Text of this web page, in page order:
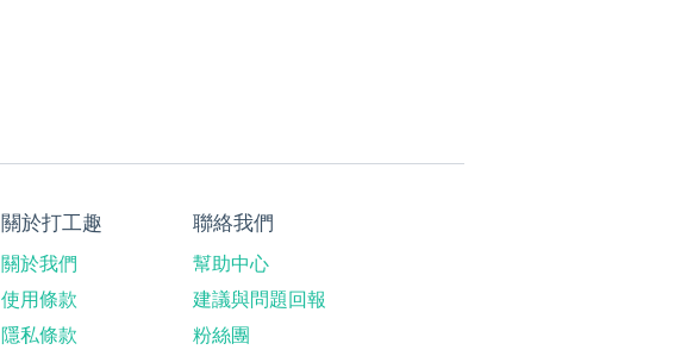
關於打工趣
關於我們
使用條款
隱私條款
聯絡我們
幫助中心
建議與問題回報
粉絲團